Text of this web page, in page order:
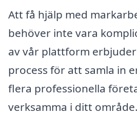
Att få hjälp med
behöver inte vara
av vår plattform
process för att samla in
flera professionella
verksamma i ditt